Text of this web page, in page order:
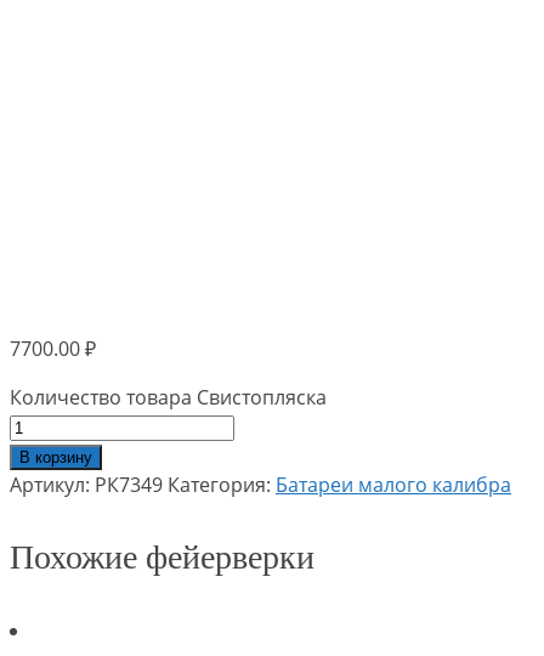
7700.00₽
Количество товара Свистопляска
В корзину
Артикул: РК7349 Категория: Батареи малого калибра
Похожие фейерверки